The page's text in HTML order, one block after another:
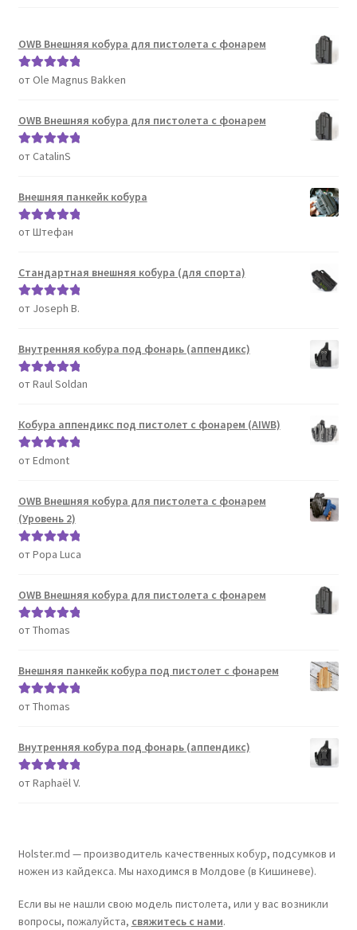
OWB Внешняя кобура для пистолета с фонарем
Оценка5из
от Ole Magnus Bakken
OWB Внешняя кобура для пистолета с фонарем
Оценка5из
от CatalinS
Внешняя панкейк кобура
Оценка5из
от Штефан
Стандартная внешняя кобура (для спорта)
Оценка5из
от Joseph B.
Внутренняя кобура под фонарь (аппендикс)
Оценка5из
от Raul Soldan
Кобура аппендикс под пистолет с фонарем (AIWB)
Оценка5из
от Edmont
OWB Внешняя кобура для пистолета с фонарем
(Уровень 2)
Оценка 5 из
от Popa Luca
OWB Внешняя кобура для пистолета с фонарем
Оценка5из
от Thomas
Внешняя панкейк кобура под пистолет с фонарем
Оценка5из
от Thomas
Внутренняя кобура под фонарь (аппендикс)
Оценка5из
от Raphaël V.
Holster.md — производитель качественных кобур, подсумков и
ножен из кайдекса. Мы находимся в Молдове (в Кишиневе).
Если вы не нашли свою модель пистолета, или у вас возникли
вопросы, пожалуйста, свяжитесь с нами.